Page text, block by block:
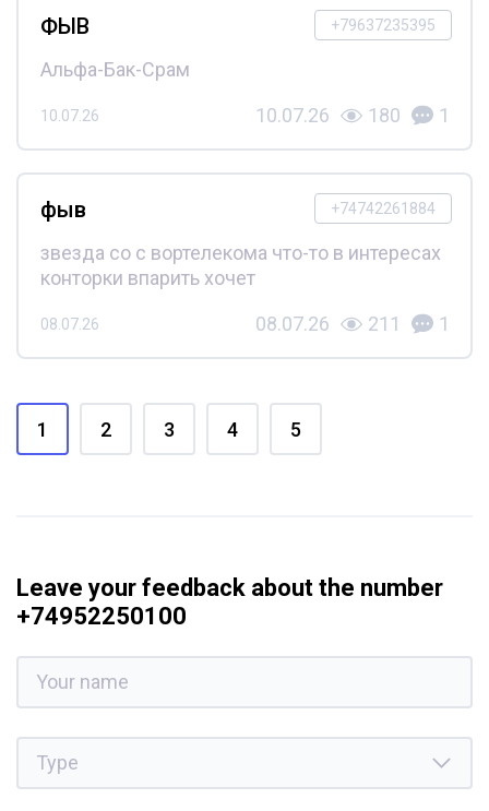
+79637235395
ФЫВ
Альфа-Бак-Срам
10.07.26 10.07.26 180 1
+74742261884
фыв
звезда со с вортелекома что-то в интересах
конторки впарить хочет
08.07.26 08.07.26 211 1
1 2 3 4 5
Leave your feedback about the number
+74952250100